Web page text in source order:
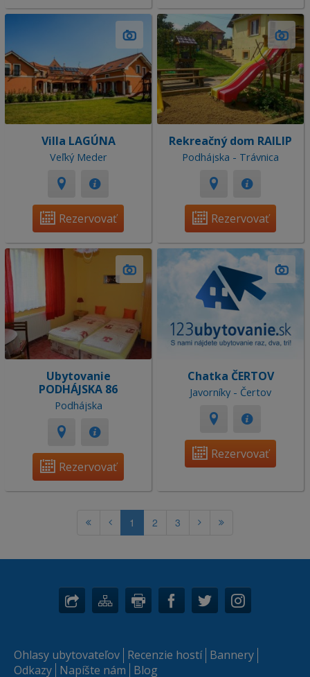
Villa LAGÚNA
Veľký Meder
Rezervovať
Rekreačný dom RAILIP
Podhájska - Trávnica
Rezervovať
Ubytovanie
PODHÁJSKA 86
Podhájska
Rezervovať
Chatka ČERTOV
Javorníky - Čertov
Rezervovať
1 2 3
Ohlasy ubytovateľov Recenzie hostí Bannery
Odkazy Napíšte nám Blog